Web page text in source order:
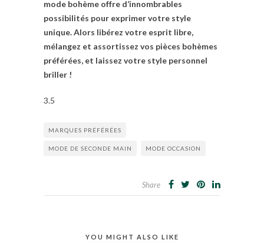
mode bohème offre d’innombrables
possibilités pour exprimer votre style
unique. Alors libérez votre esprit libre,
mélangez et assortissez vos pièces bohèmes
préférées, et laissez votre style personnel
briller !
3.5
MARQUES PRÉFÉRÉES
MODE DE SECONDE MAIN MODE OCCASION
Share
YOU MIGHT ALSO LIKE